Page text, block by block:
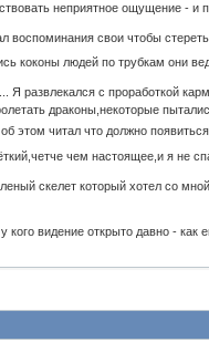
неприятное ощущение - и
воспоминания свои чтобы
коконы людей по трубкам они
Я развлекался с проработкой
драконы,некоторые
этом читал что должно
чем настоящее,и я не
скелет который хотел со мной
видение открыто давно - как